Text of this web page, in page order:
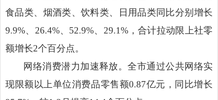
食品类、烟酒类、饮料类、日用品类同比分别增长
9.9%、 26.4%、 52.9%、 29.1%，合计拉动限上社零
额增长2个百分点。
网络消费潜力加速释放。全市通过公共网络实
现限额以上单位消费品零售额0.87亿元，同比增长